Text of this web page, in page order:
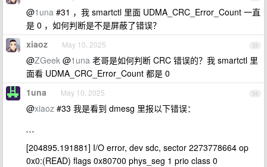
@1una #31 ，我 smartctl 里面 UDMA_CRC_Error_Count 一直
是 0 ，如何判断是不是屏蔽了错误？
33
xiaoz May 10, 2025
@ZGeek @1una 老哥是如何判断 CRC 错误的？我 smartctl 里
面看 UDMA_CRC_Error_Count 都是 0
34
1una May 10, 2025
@xiaoz #33 我是看到 dmesg 里报以下错误：
```
[204895.191881] I/O error, dev sdc, sector 2273778664 op
0x0:(READ) flags 0x80700 phys_seg 1 prio class 0